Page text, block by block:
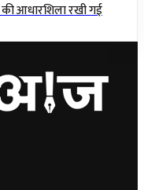
आधारशिला रखी गई